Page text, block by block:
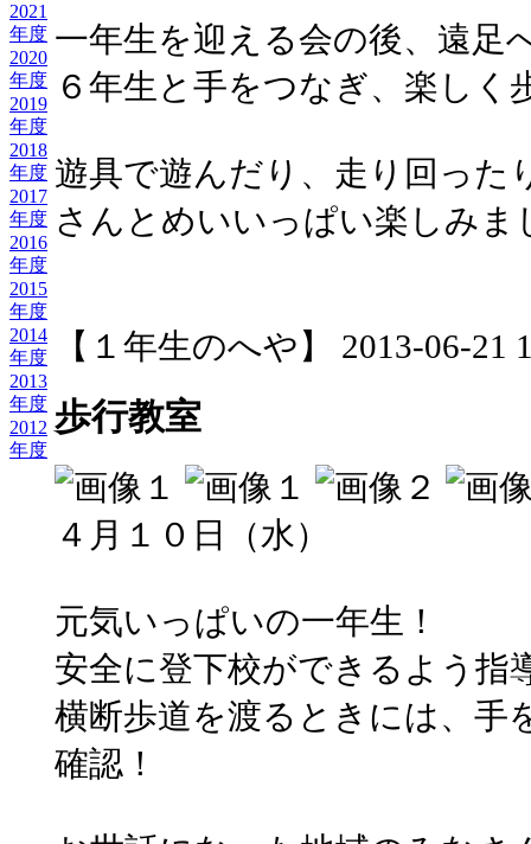
2021
年度
2020
年度
2019
年度
2018
年度
2017
年度
2016
年度
2015
年度
2014
年度
2013
年度
2012
年度
一年生を迎える会の後、遠足
６年生と手をつなぎ、楽しく
遊具で遊んだり、走り回った
さんとめいいっぱい楽しみま
【１年生のへや】 2013-06-21
歩行教室
４月１０日（水）
元気いっぱいの一年生！
安全に登下校ができるよう指
横断歩道を渡るときには、手
確認！